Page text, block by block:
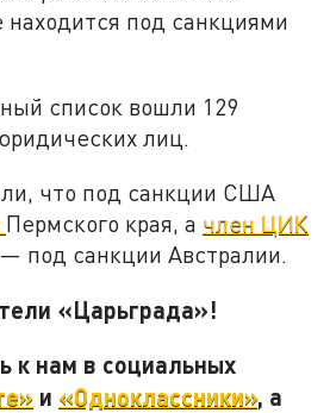
под санкциями
список вошли 129
лиц.
что под санкции США
Пермского края, а член ЦИК
под санкции Австралии.
«Царьграда»!
к нам в социальных
и «Одноклассники», а